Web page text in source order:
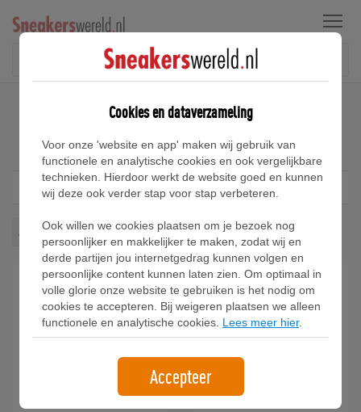
Menu
Nike Air Force 1 Sneakers
Air Force 1 Wis alles
Cookies en dataverzameling
Voor onze 'website en app' maken wij gebruik van
functionele en analytische cookies en ook vergelijkbare
technieken. Hierdoor werkt de website goed en kunnen
wij deze ook verder stap voor stap verbeteren.
Ook willen we cookies plaatsen om je bezoek nog
persoonlijker en makkelijker te maken, zodat wij en
derde partijen jou internetgedrag kunnen volgen en
persoonlijke content kunnen laten zien. Om optimaal in
volle glorie onze website te gebruiken is het nodig om
cookies te accepteren. Bij weigeren plaatsen we alleen
functionele en analytische cookies. Lees meer hier.
Accepteer